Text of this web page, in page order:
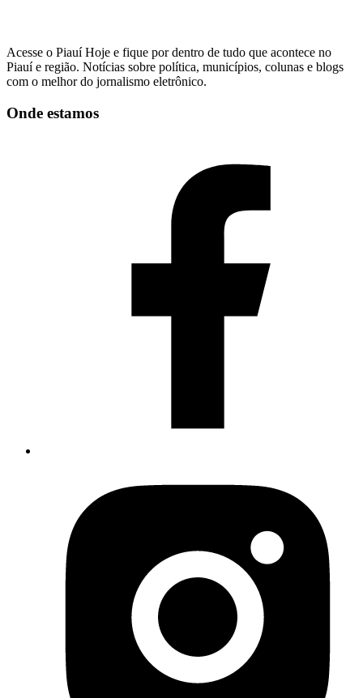
Acesse o Piauí Hoje e fique por dentro de tudo que acontece no
Piauí e região. Notícias sobre política, municípios, colunas e blogs
com o melhor do jornalismo eletrônico.
Onde estamos